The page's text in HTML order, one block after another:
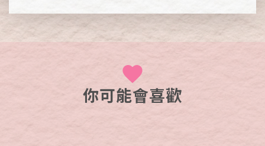
你可能會喜歡